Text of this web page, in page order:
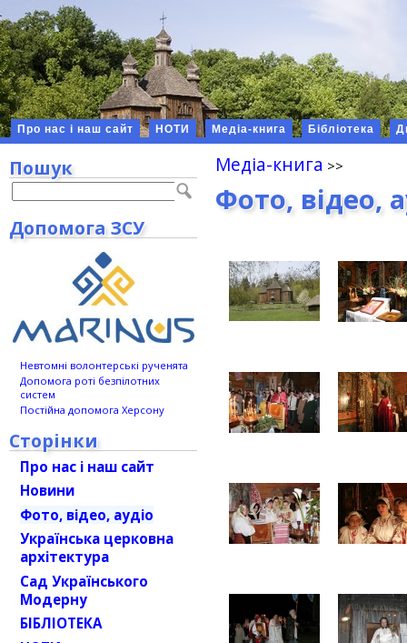
Про нас і наш сайт НОТИ Медіа-книга Бібліотека
Медіа-книга
Фото, відео,
Пошук
Допомога ЗСУ
Невтомні волонтерські рученята
Допомога роті безпілотних
систем
Постійна допомога Херсону
Сторінки
Про нас і наш сайт
Новини
Фото, відео, аудіо
Українська церковна
архітектура
Сад Українського
Модерну
БІБЛІОТЕКА